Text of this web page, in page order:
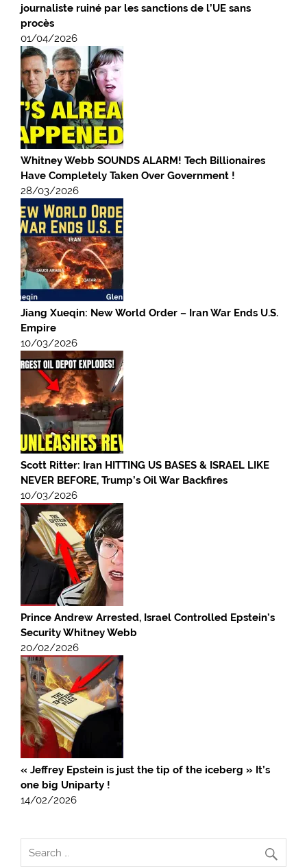
journaliste ruiné par les sanctions de l’UE sans
procès
01/04/2026
Whitney Webb SOUNDS ALARM! Tech Billionaires
Have Completely Taken Over Government !
28/03/2026
Jiang Xueqin: New World Order – Iran War Ends U.S.
Empire
10/03/2026
Scott Ritter: Iran HITTING US BASES & ISRAEL LIKE
NEVER BEFORE, Trump’s Oil War Backfires
10/03/2026
Prince Andrew Arrested, Israel Controlled Epstein’s
Security Whitney Webb
20/02/2026
« Jeffrey Epstein is just the tip of the iceberg » It’s
one big Uniparty !
14/02/2026